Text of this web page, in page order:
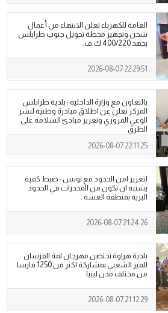
العامة للكهرباء تعلن الانتهاء من أعمال
شحن وتجهيز محطة تحويل جنوب طرابلس
بجهد 400/220 ك.ف.
2026-08-07 22:29:51
بالتعاون مع وزارة الداخلية : بلدية طرابلس
المركز تعلن عن اطلاق مبادرة وطنية لنشر
الوعي المروري وتعزيز مبادئ السلامة على
الطرق
2026-08-07 22:11:25
لتعزيز امن الحدود مع تونس : ضبط كمية
يشتبه ان تكون من المخدرات في الحدود
البرية بمنطقة العسة .
2026-08-07 21:24:26
بلدية هراوة تحتضن مهرجان لمة الفرسان
للميز الشعبي بمشاركة اكثر من 1250 فارسا
من مختلف مدن ليبيا
2026-08-07 21:12:29